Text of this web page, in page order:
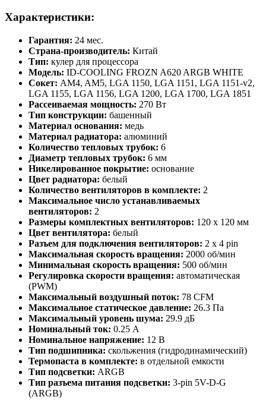
Характеристики:
Гарантия: 24 мес.
Страна-производитель: Китай
Тип: кулер для процессора
Модель: ID-COOLING FROZN A620 ARGB WHITE
Сокет: AM4, AM5, LGA 1150, LGA 1151, LGA 1151-v2,
LGA 1155, LGA 1156, LGA 1200, LGA 1700, LGA 1851
Рассеиваемая мощность: 270 Вт
Тип конструкции: башенный
Материал основания: медь
Материал радиатора: алюминий
Количество тепловых трубок: 6
Диаметр тепловых трубок: 6 мм
Никелированное покрытие: основание
Цвет радиатора: белый
Количество вентиляторов в комплекте: 2
Максимальное число устанавливаемых
вентиляторов: 2
Размеры комплектных вентиляторов: 120 x 120 мм
Цвет вентилятора: белый
Разъем для подключения вентиляторов: 2 x 4 pin
Максимальная скорость вращения: 2000 об/мин
Минимальная скорость вращения: 500 об/мин
Регулировка скорости вращения: автоматическая
(PWM)
Максимальный воздушный поток: 78 CFM
Максимальное статическое давление: 26.3 Па
Максимальный уровень шума: 29.9 дБ
Номинальный ток: 0.25 А
Номинальное напряжение: 12 В
Тип подшипника: скольжения (гидродинамический)
Термопаста в комплекте: в отдельной емкости
Тип подсветки: ARGB
Тип разъема питания подсветки: 3-pin 5V-D-G
(ARGB)